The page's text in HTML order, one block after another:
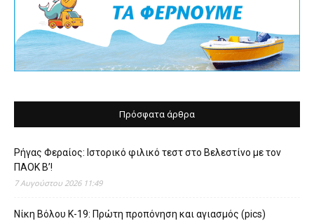
Πρόσφατα άρθρα
Ρήγας Φεραίος: Ιστορικό φιλικό τεστ στο Βελεστίνο με τον
ΠΑΟΚ Β’!
7 Αυγούστου 2026 11:49
Νίκη Βόλου Κ-19: Πρώτη προπόνηση και αγιασμός (pics)